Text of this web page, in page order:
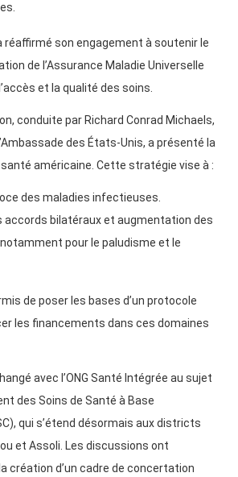
réaffirmé son engagement à soutenir le
de l’Assurance Maladie Universelle
et la qualité des soins.
conduite par Richard Conrad Michaels,
des États-Unis, a présenté la
américaine. Cette stratégie vise à :
des maladies infectieuses.
accords bilatéraux et augmentation des
pour le paludisme et le
de poser les bases d’un protocole
les financements dans ces domaines
avec l’ONG Santé Intégrée au sujet
des Soins de Santé à Base
qui s’étend désormais aux districts
et Assoli. Les discussions ont
création d’un cadre de concertation